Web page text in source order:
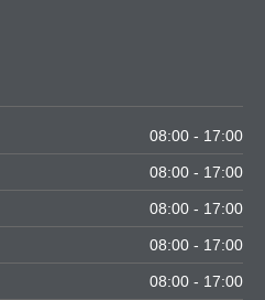
08:00 - 17:00
08:00 - 17:00
08:00 - 17:00
08:00 - 17:00
08:00 - 17:00